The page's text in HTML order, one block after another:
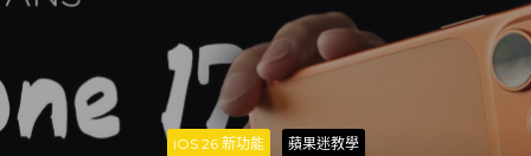
iOS 26 新功能 蘋果迷教學